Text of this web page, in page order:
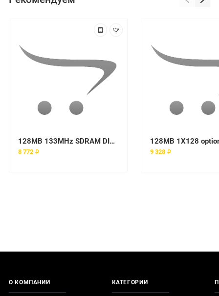
128MB 133MHz SDRAM DIMM
8 772 ₽
128MB 1X128
9 328 ₽
О КОМПАНИИ КАТЕГОРИИ